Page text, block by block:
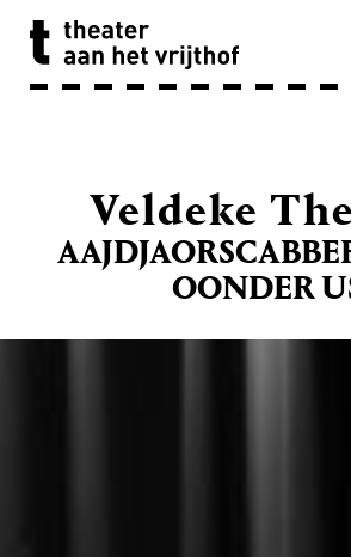
OONDER
Veldeke